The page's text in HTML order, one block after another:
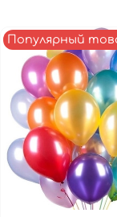
Популярный